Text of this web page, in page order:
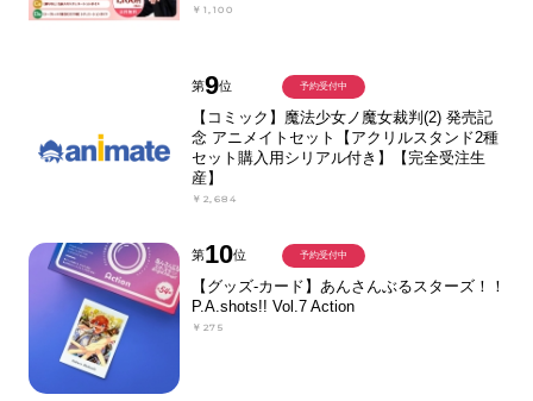
￥1,100
第9位
【コミック】魔法少女ノ魔女裁判(2) 発売記
念 アニメイトセット【アクリルスタンド2種
セット購入用シリアル付き】【完全受注生
産】
￥2,684
予約受付中
第10位
【グッズ-カード】あんさんぶるスターズ！！
P.A.shots!! Vol.7 Action
￥275
予約受付中